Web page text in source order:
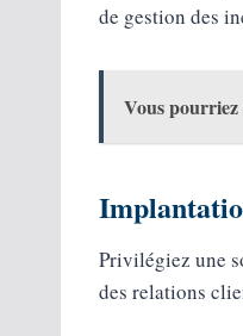
de gestion des
Vous pourriez
Privilégiez une
des relations